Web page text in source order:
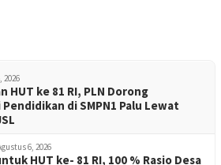
2026
HUT ke 81 RI, PLN Dorong
di SMPN1 Palu Lewat
6, 2026
HUT ke- 81 RI, 100 % Rasio Desa